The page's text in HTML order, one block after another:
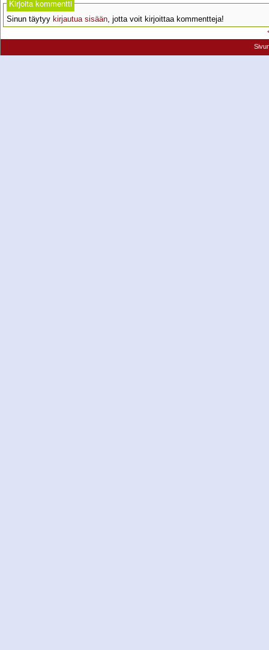
Kirjoita kommentti
Sinun täytyy kirjautua sisään, jotta voit kirjoittaa kommentteja!